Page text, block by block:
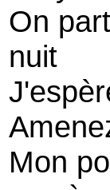
On
nuit
Mon